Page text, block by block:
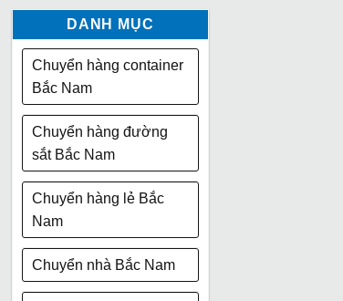
DANH MỤC
Chuyển hàng container
Bắc Nam
Chuyển hàng đường
sắt Bắc Nam
Chuyển hàng lẻ Bắc
Nam
Chuyển nhà Bắc Nam